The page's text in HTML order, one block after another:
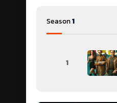
Season1
1